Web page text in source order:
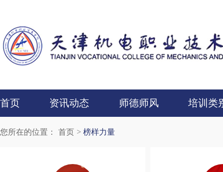
首页 资讯动态 师德师风 培训类
您所在的位置： 首页 榜样力量